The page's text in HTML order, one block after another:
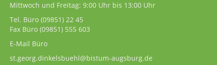
Mittwoch und Freitag: 9:00 Uhr bis 13:00 Uhr
Tel. Büro (09851) 22 45
Fax Büro (09851) 555 603
E-Mail Büro
st.georg.dinkelsbuehl@bistum-augsburg.de